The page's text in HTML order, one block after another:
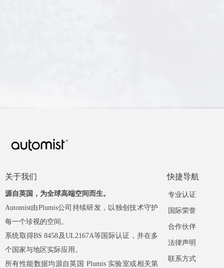
关于我们
源自英国，为全球高端空间而生。
Automist由Plumis公司持续研发，以独创技术守护
每一个珍视的空间。
系统取得BS 8458及UL2167A等国际认证，并在多
个国家与地区实际应用。
所有性能数据均源自英国 Plumis 实验室或相关第
专业认证
国际荣誉
合作伙伴
法律声明
联系方式
快捷导航